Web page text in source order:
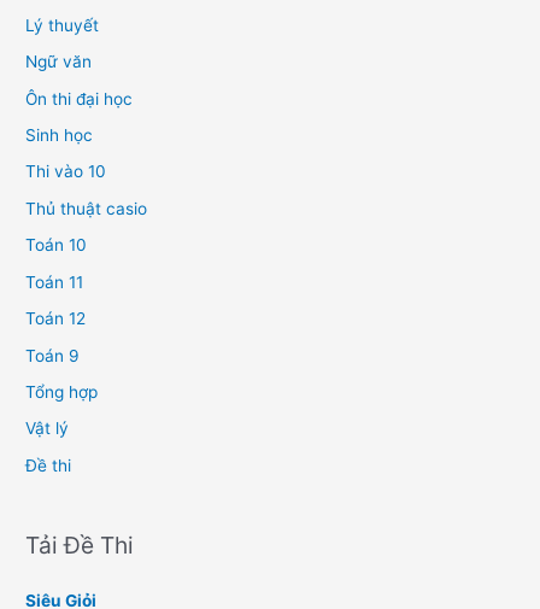
Lý thuyết
Ngữ văn
Ôn thi đại học
Sinh học
Thi vào 10
Thủ thuật casio
Toán 10
Toán 11
Toán 12
Toán 9
Tổng hợp
Vật lý
Đề thi
Tải Đề Thi
Siêu Giỏi